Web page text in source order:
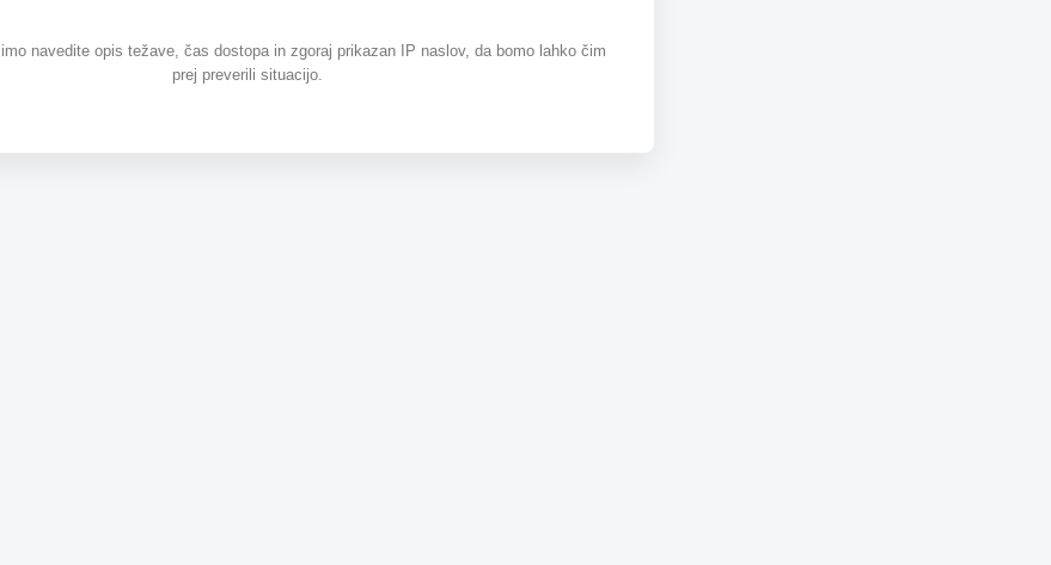
navedite opis težave, čas dostopa in zgoraj prikazan IP naslov, da bomo lahko čim
prej preverili situacijo.